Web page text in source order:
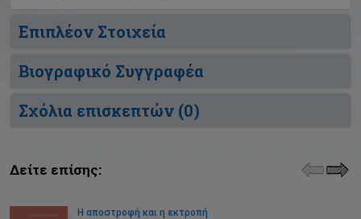
Επιπλέον Στοιχεία
Βιογραφικό Συγγραφέα
Σχόλια επισκεπτών (0)
Δείτε επίσης:
Η αποστροφή και η εκτροπή